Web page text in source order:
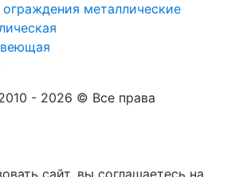
металлические
- 2026 © Все права
сайт, вы соглашаетесь на